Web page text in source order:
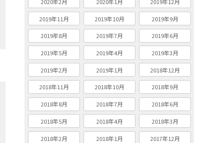
2019年11月 2019年10月 2019年9月
2019年8月 2019年7月 2019年6月
2019年5月 2019年4月 2019年3月
2019年2月 2019年1月 2018年12月
2018年11月 2018年10月 2018年9月
2018年8月 2018年7月 2018年6月
2018年5月 2018年4月 2018年3月
2018年2月 2018年1月 2017年12月